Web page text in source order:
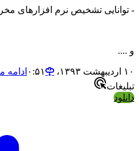
تشخیص نرم افزارهای مخرب
ادامه مطلب